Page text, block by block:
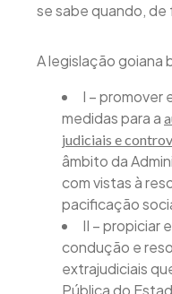
se sabe quando,
A legislação goiana
I – promover
medidas para a
judiciais e
âmbito da
com vistas à
pacificação
II – propiciar
condução e
extrajudiciais